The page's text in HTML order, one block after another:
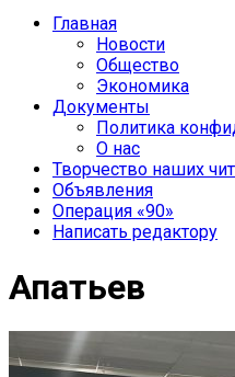
Главная
Новости
Общество
Экономика
Документы
Политика
О нас
Творчество наших
Объявления
Операция «90»
Написать редактору
Апатьев